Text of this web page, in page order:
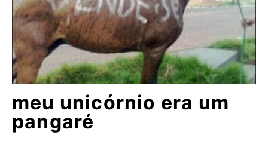
meu unicórnio era um
pangaré